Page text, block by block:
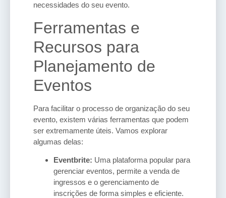
necessidades do seu evento.
Ferramentas e
Recursos para
Planejamento de
Eventos
Para facilitar o processo de organização do seu
evento, existem várias ferramentas que podem
ser extremamente úteis. Vamos explorar
algumas delas:
Eventbrite: Uma plataforma popular para
gerenciar eventos, permite a venda de
ingressos e o gerenciamento de
inscrições de forma simples e eficiente.